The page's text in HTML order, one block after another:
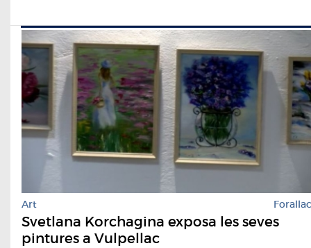
Art Forallac
Svetlana Korchagina exposa les seves
pintures a Vulpellac